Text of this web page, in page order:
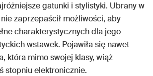
gatunki i stylistyki. Ubrany w
zaprzepaścił możliwości, aby
charakterystycznych dla jego
wstawek. Pojawiła się nawet
która mimo swojej klasy, wiąż
stopniu elektronicznie.